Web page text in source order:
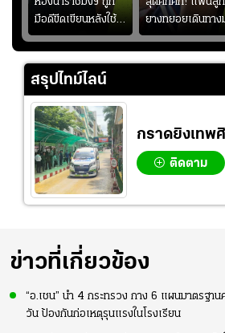
มือดีขีดเขียนหลังใช้
งานเพียงนัดเดียว
สมาคมฟุตบอลฯ
วอนแฟนบอลร่วมกัน
ดูแล
ยางทยอยเดินทาง
หน้าสนามกีฬา
สมโภชฯ กันอย่าง
สรุปไทม์ไลน์
กราดยิงเทพ
ติดตาม
ข่าวที่เกี่ยวข้อง
“อ.เชน” นำ 4 กระทรวง กาง 6 แผนมาตรฐา
วัน ป้องกันก่อเหตุรุนแรงในโรงเรียน